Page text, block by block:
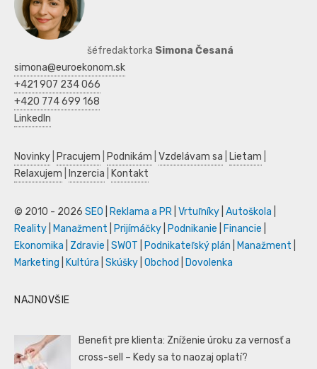
šéfredaktorka Simona Česaná
simona@euroekonom.sk
+421 907 234 066
+420 774 699 168
LinkedIn
Novinky Pracujem Podnikám Vzdelávam sa Lietam
Relaxujem
Inzercia Kontakt
© 2010 - 2026 SEO Reklama a PR Vrtuľníky Autoškola
Reality
Manažment Prijímáčky Podnikanie Financie
Ekonomika
Zdravie SWOT Podnikateľský plán Manažment
Marketing
Kultúra Skúšky Obchod Dovolenka
NAJNOVŠIE
Benefit pre klienta: Zníženie úroku za vernosť a
cross-sell – Kedy sa to naozaj oplatí?